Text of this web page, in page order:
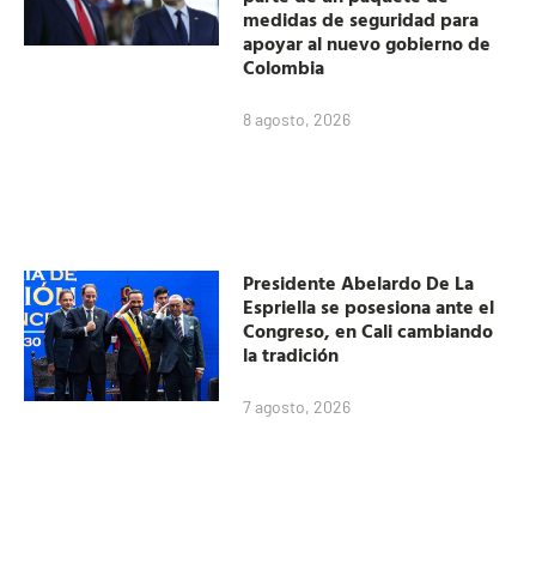
medidas de seguridad para
apoyar al nuevo gobierno de
Colombia
8 agosto, 2026
Presidente Abelardo De La
Espriella se posesiona ante el
Congreso, en Cali cambiando
la tradición
7 agosto, 2026